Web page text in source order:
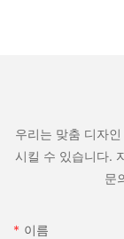
우리는 맞춤 디자
시킬 수 있습니다.
문
이름